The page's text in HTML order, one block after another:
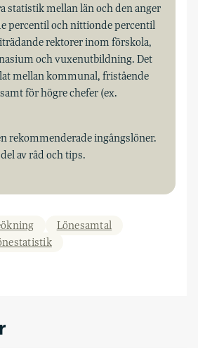
statistik mellan län och den anger
percentil och nittionde percentil
rektorer inom förskola,
och vuxenutbildning. Det
mellan kommunal, fristående
för högre chefer (ex.
rekommenderade ingångslöner.
av råd och tips.
Lönesamtal